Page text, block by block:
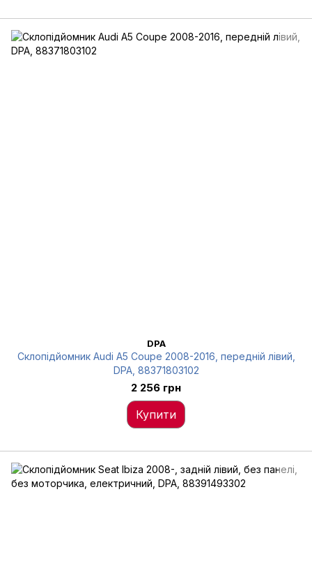
DPA
Склопідйомник Audi A5 Coupe 2008-2016, передній лівий,
DPA, 88371803102
2 256 грн
Купити